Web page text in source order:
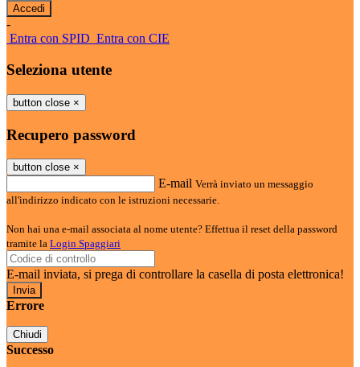
-
Entra con SPID Entra con CIE
Seleziona utente
button close ×
Recupero password
button close ×
E-mail Verrà inviato un messaggio
all'indirizzo indicato con le istruzioni necessarie.
Non hai una e-mail associata al nome utente? Effettua il reset della password
tramite la Login Spaggiari
E-mail inviata, si prega di controllare la casella di posta elettronica!
Errore
Chiudi
Successo